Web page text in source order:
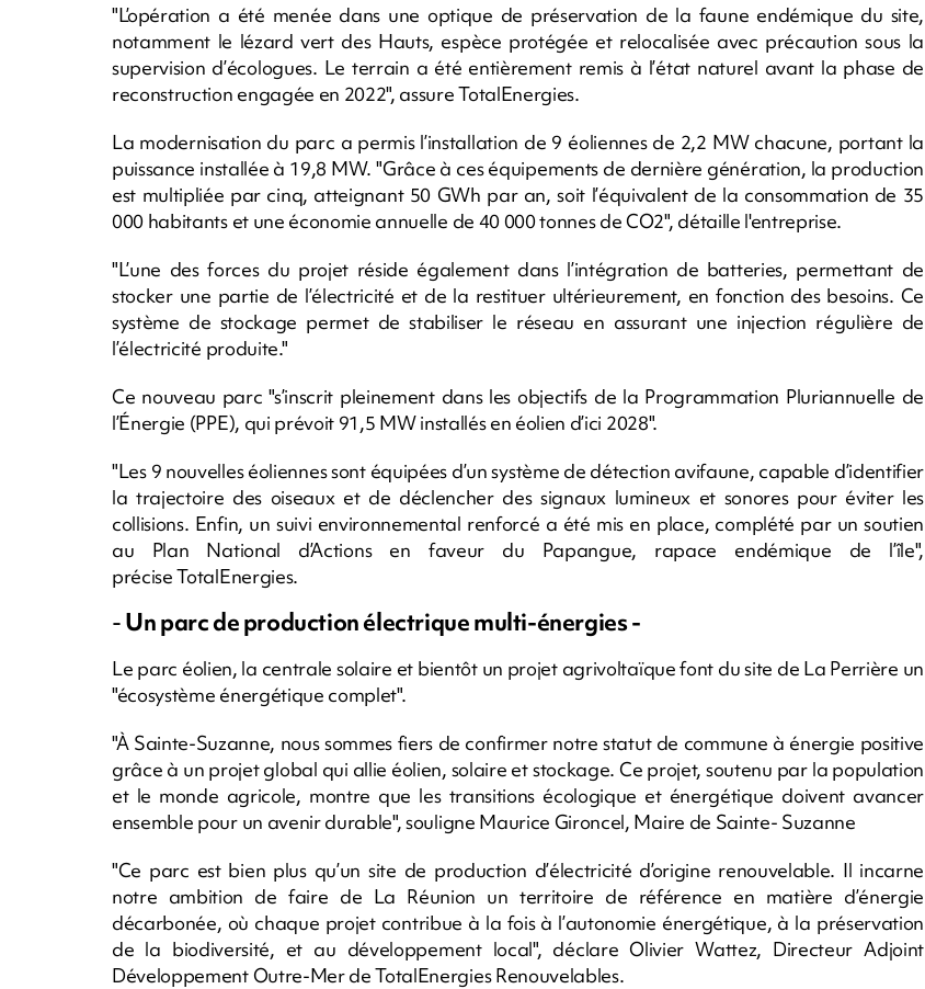
"L’opération a été menée dans une optique de préservation de la faune endémique du site,
notamment le lézard vert des Hauts, espèce protégée et relocalisée avec précaution sous la
supervision d’écologues. Le terrain a été entièrement remis à l’état naturel avant la phase de
reconstruction engagée en 2022", assure TotalEnergies.
La modernisation du parc a permis l’installation de 9 éoliennes de 2,2 MW chacune, portant la
puissance installée à 19,8 MW. "Grâce à ces équipements de dernière génération, la production
est multipliée par cinq, atteignant 50 GWh par an, soit l’équivalent de la consommation de 35
000 habitants et une économie annuelle de 40 000 tonnes de CO2", détaille l'entreprise.
"L’une des forces du projet réside également dans l’intégration de batteries, permettant de
stocker une partie de l’électricité et de la restituer ultérieurement, en fonction des besoins. Ce
système de stockage permet de stabiliser le réseau en assurant une injection régulière de
l’électricité produite."
Ce nouveau parc "s’inscrit pleinement dans les objectifs de la Programmation Pluriannuelle de
l’Énergie (PPE), qui prévoit 91,5 MW installés en éolien d’ici 2028".
"Les 9 nouvelles éoliennes sont équipées d’un système de détection avifaune, capable d’identifier
la trajectoire des oiseaux et de déclencher des signaux lumineux et sonores pour éviter les
collisions. Enfin, un suivi environnemental renforcé a été mis en place, complété par un soutien
au Plan National d’Actions en faveur du Papangue, rapace endémique de l’île",
précise TotalEnergies.
-Un parc de production électrique multi-énergies -
Le parc éolien, la centrale solaire et bientôt un projet agrivoltaïque font du site de La Perrière un
"écosystème énergétique complet".
"À Sainte-Suzanne, nous sommes fiers de confirmer notre statut de commune à énergie positive
grâce à un projet global qui allie éolien, solaire et stockage. Ce projet, soutenu par la population
et le monde agricole, montre que les transitions écologique et énergétique doivent avancer
ensemble pour un avenir durable", souligne Maurice Gironcel, Maire de Sainte- Suzanne
"Ce parc est bien plus qu’un site de production d’électricité d’origine renouvelable. Il incarne
notre ambition de faire de La Réunion un territoire de référence en matière d’énergie
décarbonée, où chaque projet contribue à la fois à l’autonomie énergétique, à la préservation
de la biodiversité, et au développement local", déclare Olivier Wattez, Directeur Adjoint
Développement Outre-Mer de TotalEnergies Renouvelables.